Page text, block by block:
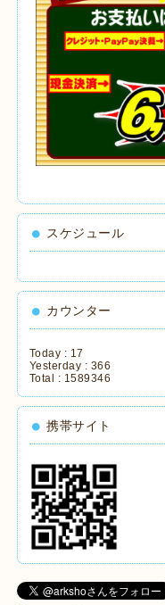
スケジュール
カウンター
Today : 17
Yesterday : 366
Total : 1589346
携帯サイト